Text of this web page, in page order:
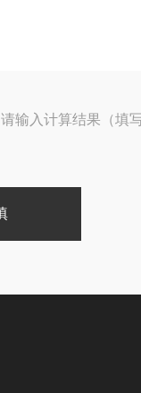
请输入计算结果（填